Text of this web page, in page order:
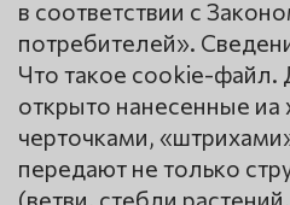
в соответствии с
потребителей».
Что такое cookie-файл.
открыто нанесенные
черточками,
передают не только
(ветви, стебли